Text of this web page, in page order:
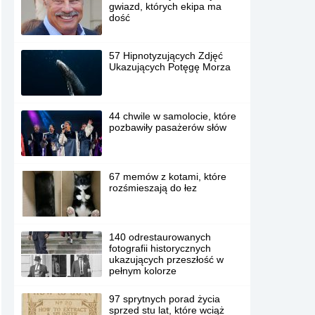
gwiazd, których ekipa ma
dość
57 Hipnotyzujących Zdjęć
Ukazujących Potęgę Morza
44 chwile w samolocie, które
pozbawiły pasażerów słów
67 memów z kotami, które
rozśmieszają do łez
140 odrestaurowanych
fotografii historycznych
ukazujących przeszłość w
pełnym kolorze
97 sprytnych porad życia
sprzed stu lat, które wciąż